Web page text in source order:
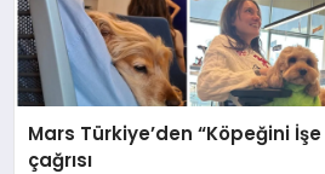
Mars Türkiye’den “Köpeğini
çağrısı